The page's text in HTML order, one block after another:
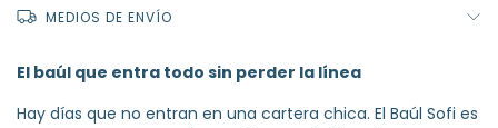
MEDIOS DE ENVÍO
El baúl que entra todo sin perder la línea
Hay días que no entran en una cartera chica. El Baúl Sofi es